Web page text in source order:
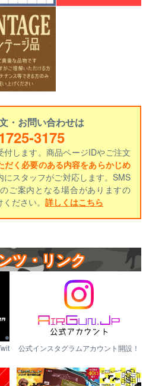
・お問い合わせは
3175
付します。商品ページIDやご注文
だく必要のある内容をあらかじめ
にスタッフがご対応します。SMS
ご案内となる場合がありますの
ださい。 詳しくはこちら
ツ・リンク
公式インスタグラムアカウント開設！